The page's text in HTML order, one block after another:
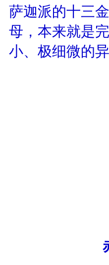
萨迦派的十三
母，本来就是
小、极细微的异